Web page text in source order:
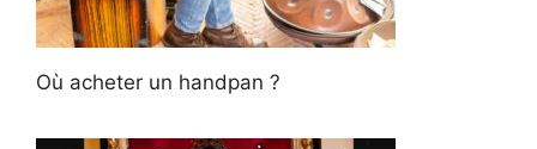
Où acheter un handpan ?